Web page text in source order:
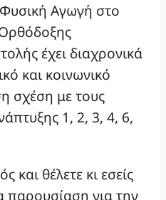
Αγωγή στο
έχει διαχρονικά
και κοινωνικό
σχέση με τους
1, 2, 3, 4, 6,
και θέλετε κι εσείς
παρουσίαση για την